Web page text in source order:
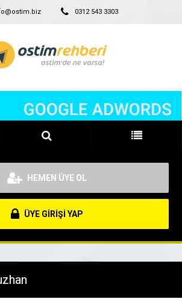
0312 543 3303
HEMEN ÜYE OL
ÜYE GİRİŞİ YAP